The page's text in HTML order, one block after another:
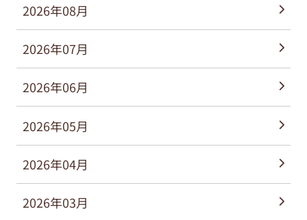
2026年08月
2026年07月
2026年06月
2026年05月
2026年04月
2026年03月